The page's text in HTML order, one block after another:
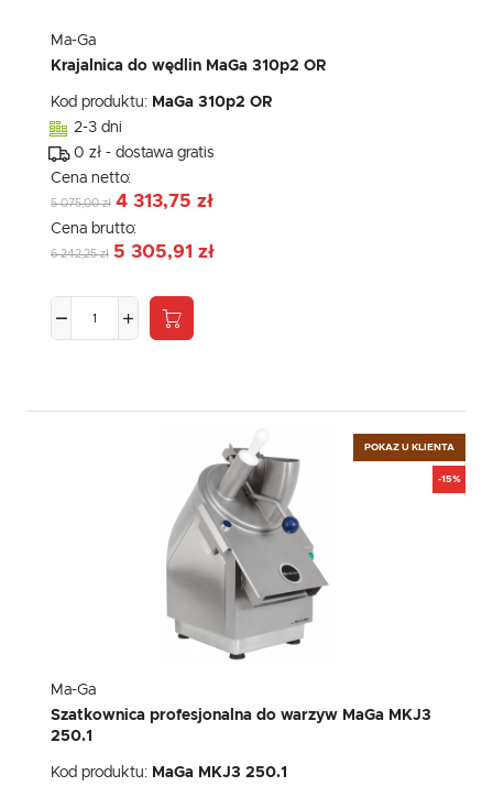
Ma-Ga
Krajalnica do wędlin MaGa 310p2 OR
Kod produktu: MaGa 310p2 OR
2-3 dni
0 zł - dostawa gratis
Cena netto:
5 075,00 zł 4 313,75 zł
Cena brutto:
6 242,25 zł 5 305,91 zł
POKAZ U KLIENTA
-15%
Ma-Ga
Szatkownica profesjonalna do warzyw MaGa MKJ3
250.1
Kod produktu: MaGa MKJ3 250.1